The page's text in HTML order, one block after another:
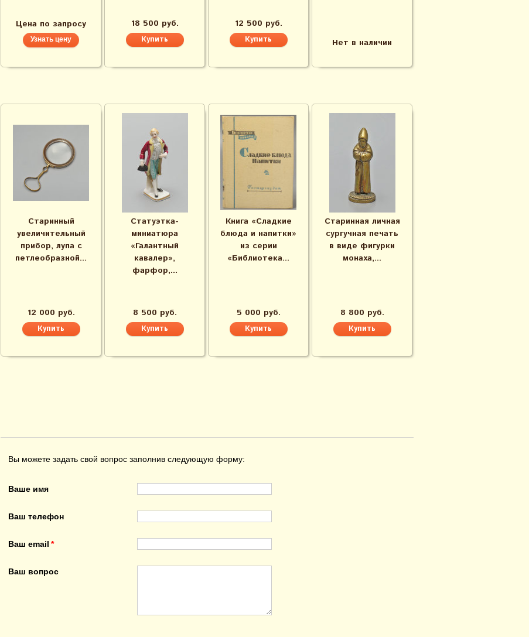
Цена по запросу
Узнать цену
18 500 руб. 12 500 руб.
Нет в наличии
Старинный
увеличительный
прибор, лупа с
петлеобразной...
12 000 руб.
Статуэтка-
миниатюра
«Галантный
кавалер»,
фарфор,...
8 500 руб.
Книга «Сладкие
блюда и напитки»
из серии
«Библиотека...
5 000 руб.
Старинная личная
сургучная печать
в виде фигурки
монаха,...
8 800 руб.
Вы можете задать свой вопрос заполнив следующую форму:
Ваше имя
Ваш телефон
Ваш email
Ваш вопрос